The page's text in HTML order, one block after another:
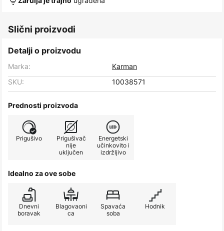
Slični proizvodi
Detalji o proizvodu
Marka:
Karman
SKU:
10038571
Prednosti proizvoda
Prigušivo
Prigušivač
nije
uključen
Energetski
učinkovito i
izdržljivo
Idealno za ove sobe
Dnevni
boravak
Blagovaoni
ca
Spavaća
soba
Hodnik